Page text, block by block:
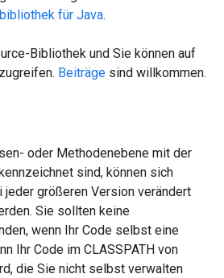
für Java.
Bibliothek und Sie können auf
Beiträge sind willkommen.
oder Methodenebene mit der
sind, können sich
jeder größeren Version verändert
Sie sollten keine
wenn Ihr Code selbst eine
Ihr Code im CLASSPATH von
die Sie nicht selbst verwalten